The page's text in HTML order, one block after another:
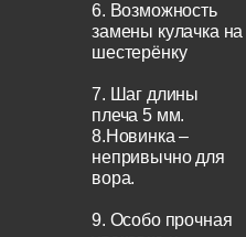
6. Возможность
замены кулачка на
шестерёнку
7. Шаг длины
плеча 5 мм.
8.Новинка –
непривычно для
вора.
9. Особо прочная